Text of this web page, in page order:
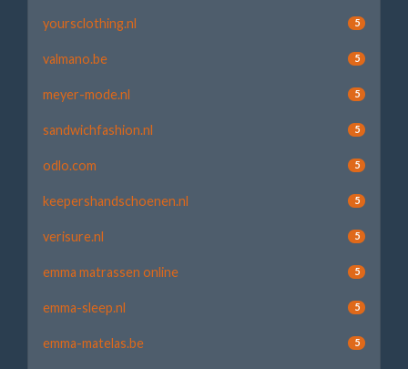
yoursclothing.nl 5
valmano.be 5
meyer-mode.nl 5
sandwichfashion.nl 5
odlo.com 5
keepershandschoenen.nl 5
verisure.nl 5
emma matrassen online 5
emma-sleep.nl 5
emma-matelas.be 5